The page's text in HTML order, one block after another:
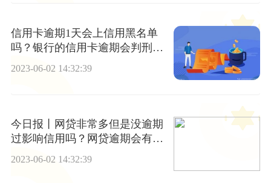
信用卡逾期1天会上信用黑名单
吗？银行的信用卡逾期会判刑
吗？ 天天快播
2023-06-02 14:32:39
今日报丨网贷非常多但是没逾期
过影响信用吗？网贷逾期会有什
么后果？
2023-06-02 14:32:39